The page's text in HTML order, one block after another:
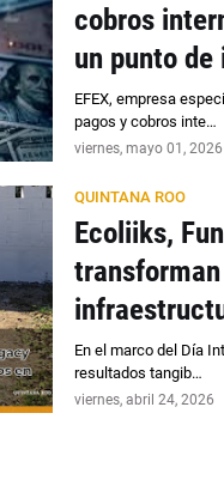
cobros
un punto
EFEX, empresa
pagos y cobros inte…
viernes, mayo 01, 2026
QUINTANA ROO
Ecoliiks,
En el marco del Día
resultados tangib…
viernes, abril 24, 2026